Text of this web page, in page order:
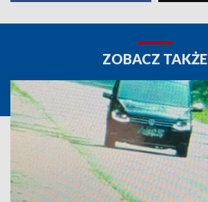
ZOBACZ TAKŻE